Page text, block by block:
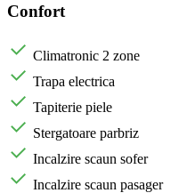
Confort
Climatronic 2 zone
Trapa electrica
Tapiterie piele
Stergatoare parbriz
Incalzire scaun sofer
Incalzire scaun pasager